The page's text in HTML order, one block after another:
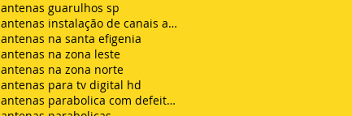
antenas guarulhos sp
antenas instalação de canais abertos de tv net zon
antenas na santa efigenia
antenas na zona leste
antenas na zona norte
antenas para tv digital hd
antenas parabolica com defeito sem sinal chuvisco